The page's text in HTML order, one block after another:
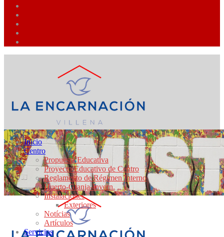
Inicio
Centro
Propuesta Educativa
Proyecto Educativo de Centro
Reglamento de Régimen Interno
Huerto-Granja-Invern.
Instalaciones
Exteriores
Notícias
Artículos
Servicios